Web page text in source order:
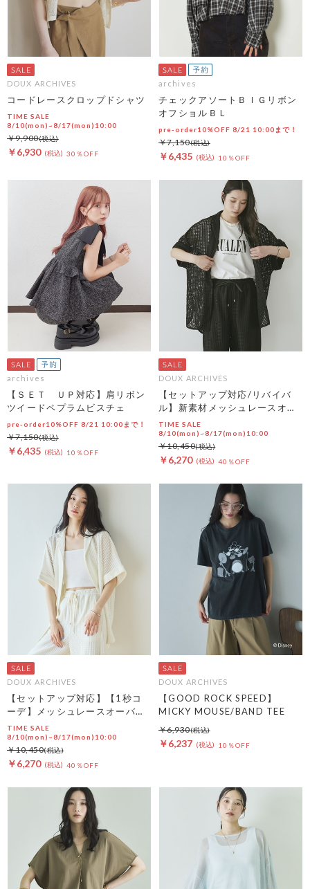
DOUX ARCHIVES
コードレースクロップドシャツ
TIME SALE
8/10(mon)~8/17(mon)10:00
￥6,930 30％OFF
￥9,900
archives
チェックアソートＢＩＧリボン
オフショルＢＬ
pre-order10%OFF 8/21 10:00まで！
￥6,435 10％OFF
￥7,150
archives
【ＳＥＴ ＵＰ対応】肩リボン
ツイードペプラムビスチェ
pre-order10%OFF 8/21 10:00まで！
￥6,435 10％OFF
￥7,150
DOUX ARCHIVES
【セットアップ対応/リバイバ
ル】新素材メッシュレースオー
バーシャツ
TIME SALE
8/10(mon)~8/17(mon)10:00
￥6,270 40％OFF
￥10,450
DOUX ARCHIVES
【セットアップ対応】【1秒コ
ーデ】メッシュレースオーバー
シャツ
TIME SALE
8/10(mon)~8/17(mon)10:00
￥6,270 40％OFF
￥10,450
DOUX ARCHIVES
【GOOD ROCK SPEED】
MICKY MOUSE/BAND TEE
￥6,237 10％OFF
￥6,930